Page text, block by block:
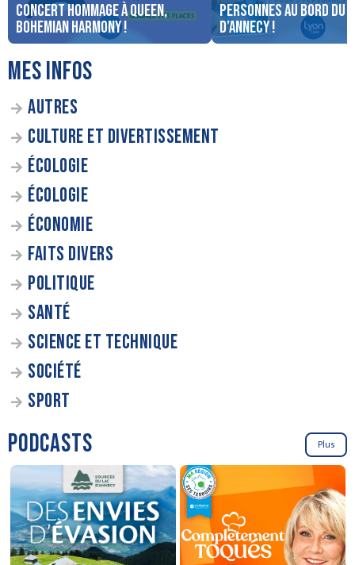
concert Hommage à Queen,
Bohemian Harmony !
personnes au bord du
d’Annecy !
MES INFOS
AUTRES
CULTURE ET DIVERTISSEMENT
ÉCOLOGIE
ÉCOLOGIE
ÉCONOMIE
FAITS DIVERS
POLITIQUE
SANTÉ
SCIENCE ET TECHNIQUE
SOCIÉTÉ
SPORT
PODCASTS Plus